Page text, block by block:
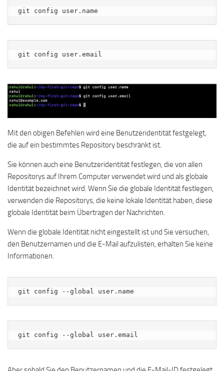
git config user.name
git config user.email
Mit den obigen Befehlen wird eine Benutzeridentität festgelegt,
die auf ein bestimmtes Repository beschränkt ist.
Sie können auch eine Benutzeridentität festlegen, die von allen
Repositorys auf Ihrem Computer verwendet wird und als globale
Identität bezeichnet wird. Wenn Sie die globale Identität festlegen,
verwenden die Repositorys, die keine lokale Identität haben, diese
globale Identität beim Übertragen der Nachrichten.
Wenn die globale Identität nicht eingestellt ist und Sie versuchen,
den Benutzernamen und die E-Mail aufzulisten, erhalten Sie keine
Informationen.
git config --global user.name
git config --global user.email